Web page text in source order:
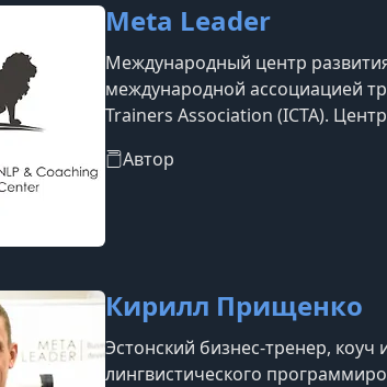
Meta Leader
Международный центр
международной ассоциацией
Trainers Association (ICTA).
заключается в том, чтобы
Автор
Кирилл Прищенко
Эстонский бизнес-тренер, коуч
лингвистического